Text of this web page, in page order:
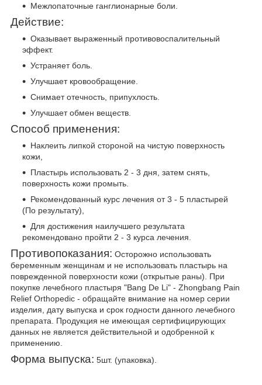
Межлопаточные ганглионарные боли.
Действие:
Оказывает выраженный противовоспалительный
эффект.
Устраняет боль.
Улучшает кровообращение.
Снимает отечность, припухлость.
Улучшает обмен веществ.
Способ применения:
Наклеить липкой стороной на чистую поверхность
кожи,
Пластырь использовать 2 - 3 дня, затем снять,
поверхность кожи промыть.
Рекомендованный курс лечения от 3 - 5 пластырей
(По результату),
Для достижения наилучшего результата
рекомендовано пройти 2 - 3 курса лечения.
Противопоказания: Осторожно использовать
беременным женщинам и не использовать пластырь на
поврежденной поверхности кожи (открытые раны). При
покупке лечебного пластыря "Bang De Li" - Zhongbang Pain
Relief Orthopedic - обращайте внимание на номер серии
изделия, дату выпуска и срок годности данного лечебного
препарата. Продукция не имеющая сертифицирующих
данных не является действительной и одобренной к
применению.
Форма выпуска: 5шт. (упаковка).